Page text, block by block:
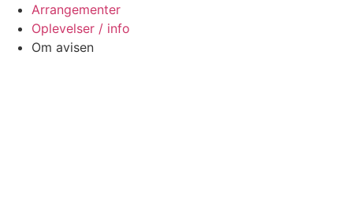
Arrangementer
Oplevelser / info
Om avisen